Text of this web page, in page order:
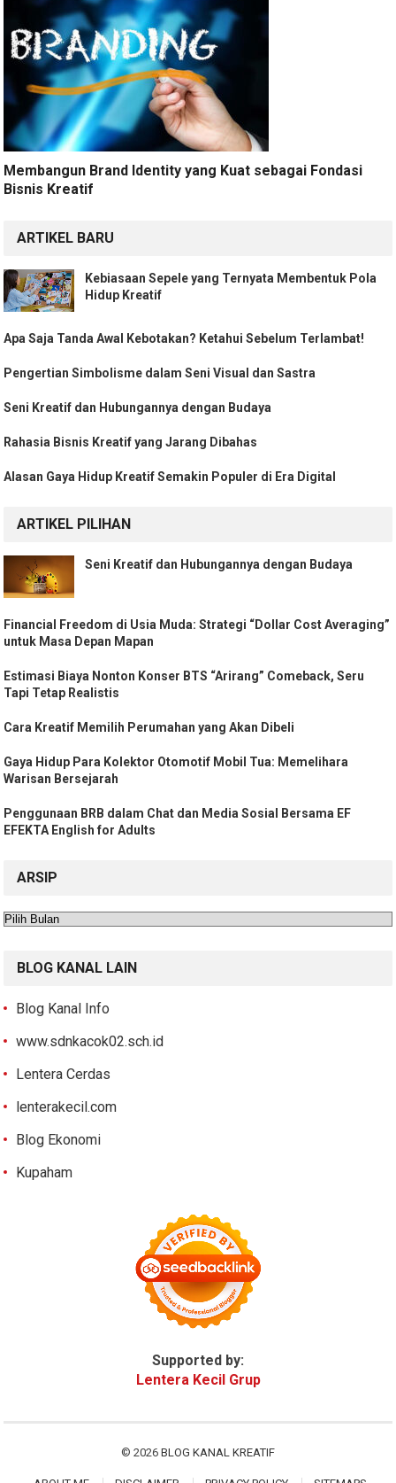
Membangun Brand Identity yang Kuat sebagai Fondasi
Bisnis Kreatif
ARTIKEL BARU
Kebiasaan Sepele yang Ternyata Membentuk Pola
Hidup Kreatif
Apa Saja Tanda Awal Kebotakan? Ketahui Sebelum Terlambat!
Pengertian Simbolisme dalam Seni Visual dan Sastra
Seni Kreatif dan Hubungannya dengan Budaya
Rahasia Bisnis Kreatif yang Jarang Dibahas
Alasan Gaya Hidup Kreatif Semakin Populer di Era Digital
ARTIKEL PILIHAN
Seni Kreatif dan Hubungannya dengan Budaya
Financial Freedom di Usia Muda: Strategi “Dollar Cost Averaging”
untuk Masa Depan Mapan
Estimasi Biaya Nonton Konser BTS “Arirang” Comeback, Seru
Tapi Tetap Realistis
Cara Kreatif Memilih Perumahan yang Akan Dibeli
Gaya Hidup Para Kolektor Otomotif Mobil Tua: Memelihara
Warisan Bersejarah
Penggunaan BRB dalam Chat dan Media Sosial Bersama EF
EFEKTA English for Adults
ARSIP
Arsip
BLOG KANAL LAIN
Blog Kanal Info
www.sdnkacok02.sch.id
Lentera Cerdas
lenterakecil.com
Blog Ekonomi
Kupaham
Supported by:
Lentera Kecil Grup
© 2026 BLOG KANAL KREATIF